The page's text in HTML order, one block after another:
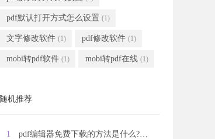
pdf默认打开方式怎么设置 (1)
文字修改软件 (1) pdf修改软件 (1)
mobi转pdf软件 (1) mobi转pdf在线 (1)
随机推荐
1 pdf编辑器免费下载的方法是什么?如何对pdf文档进行压缩?